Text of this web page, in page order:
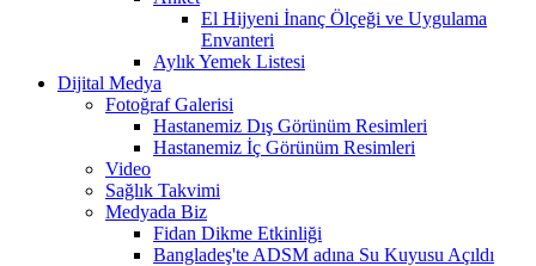
El Hijyeni İnanç Ölçeği ve Uygulama
Envanteri
Aylık Yemek Listesi
Dijital Medya
Fotoğraf Galerisi
Hastanemiz Dış Görünüm Resimleri
Hastanemiz İç Görünüm Resimleri
Video
Sağlık Takvimi
Medyada Biz
Fidan Dikme Etkinliği
Bangladeş'te ADSM adına Su Kuyusu Açıldı